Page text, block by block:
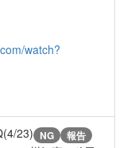
watch?
23) NG 報告